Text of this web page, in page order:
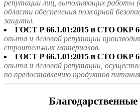
репутации лиц, выполняющих работы
области обеспечения пожарной
защиты.
ГОСТ Р 66.1.01:2015 и СТО ОКР
опыта и деловой репутации
строительных материалов.
ГОСТ Р 66.1.01:2015 и СТО ОКР
опыта и деловой репутации,
по предоставлению продуктов